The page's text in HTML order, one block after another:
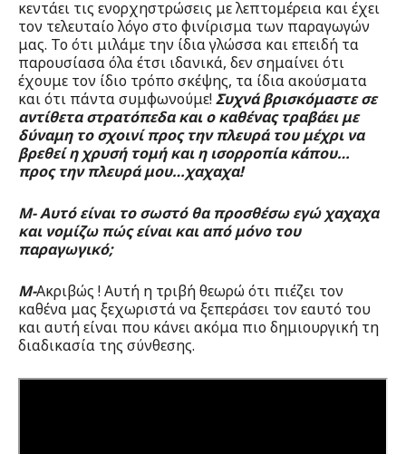
κεντάει τις ενορχηστρώσεις με λεπτομέρεια και έχει
τον τελευταίο λόγο στο φινίρισμα των παραγωγών
μας. Το ότι μιλάμε την ίδια γλώσσα και επειδή τα
παρουσίασα όλα έτσι ιδανικά, δεν σημαίνει ότι
έχουμε τον ίδιο τρόπο σκέψης, τα ίδια ακούσματα
και ότι πάντα συμφωνούμε!Συχνά βρισκόμαστε σε
αντίθετα στρατόπεδα και ο καθένας τραβάει με
δύναμη το σχοινί προς την πλευρά του μέχρι να
βρεθεί η χρυσή τομή και η ισορροπία κάπου…
προς την πλευρά μου…χαχαχα!
Μ- Αυτό είναι το σωστό θα προσθέσω εγώ χαχαχα
και νομίζω πώς είναι και από μόνο του
παραγωγικό;
Μ-Ακριβώς ! Αυτή η τριβή θεωρώ ότι πιέζει τον
καθένα μας ξεχωριστά να ξεπεράσει τον εαυτό του
και αυτή είναι που κάνει ακόμα πιο δημιουργική τη
διαδικασία της σύνθεσης.